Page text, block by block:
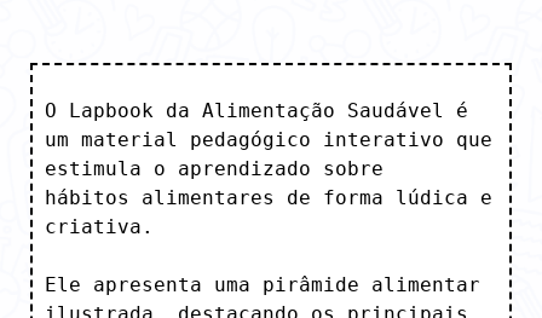
O Lapbook da Alimentação Saudável é
um material pedagógico interativo que
estimula o aprendizado sobre
hábitos alimentares de forma lúdica e
criativa.
Ele apresenta uma pirâmide alimentar